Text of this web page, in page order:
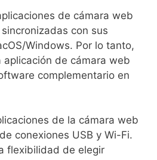
de cámara web
con sus
Windows. Por lo tanto,
de cámara web
complementario en
de la cámara web
conexiones USB y Wi-Fi.
flexibilidad de elegir